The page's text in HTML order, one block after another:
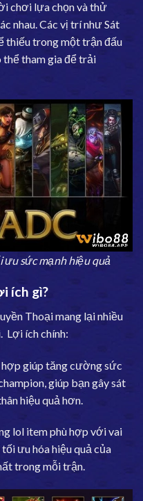
chơi lựa chọn và thử
nhau. Các vị trí như Sát
thiếu trong một trận đấu
thể tham gia để trải
ưu sức mạnh hiệu quả
ích gì?
Thoại mang lại nhiều
Lợi ích chính:
giúp tăng cường sức
giúp bạn gây sát
hiệu quả hơn.
lol item phù hợp với vai
ưu hóa hiệu quả của
trong mỗi trận.